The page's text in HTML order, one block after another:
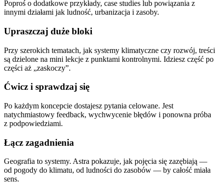
Poproś o dodatkowe przykłady, case studies lub powiązania z
innymi działami jak ludność, urbanizacja i zasoby.
Upraszczaj duże bloki
Przy szerokich tematach, jak systemy klimatyczne czy rozwój, treści
są dzielone na mini lekcje z punktami kontrolnymi. Idziesz część po
części aż „zaskoczy”.
Ćwicz i sprawdzaj się
Po każdym koncepcie dostajesz pytania celowane. Jest
natychmiastowy feedback, wychwycenie błędów i ponowna próba
z podpowiedziami.
Łącz zagadnienia
Geografia to systemy. Astra pokazuje, jak pojęcia się zazębiają —
od pogody do klimatu, od ludności do zasobów — by całość miała
sens.